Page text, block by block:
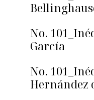
No.
García
No.
Hernández